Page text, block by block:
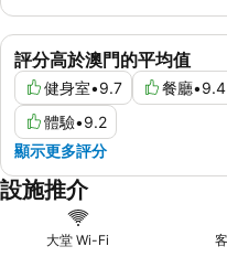
評分高於澳門的平均值
健身室•9.7 餐廳•9.4
體驗•9.2
顯示更多評分
設施推介
大堂 Wi-Fi